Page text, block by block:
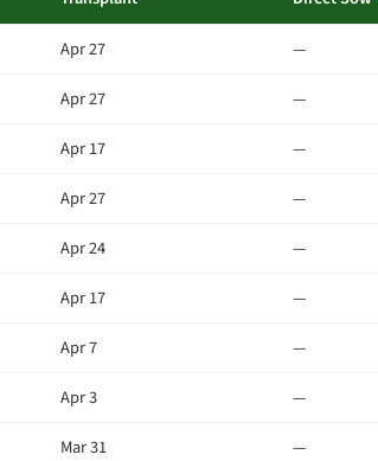
Apr 27
—
Apr 27
—
Apr 17
—
Apr 27
—
Apr 24
—
Apr 17
—
Apr 7
—
Apr 3
—
Mar 31
—